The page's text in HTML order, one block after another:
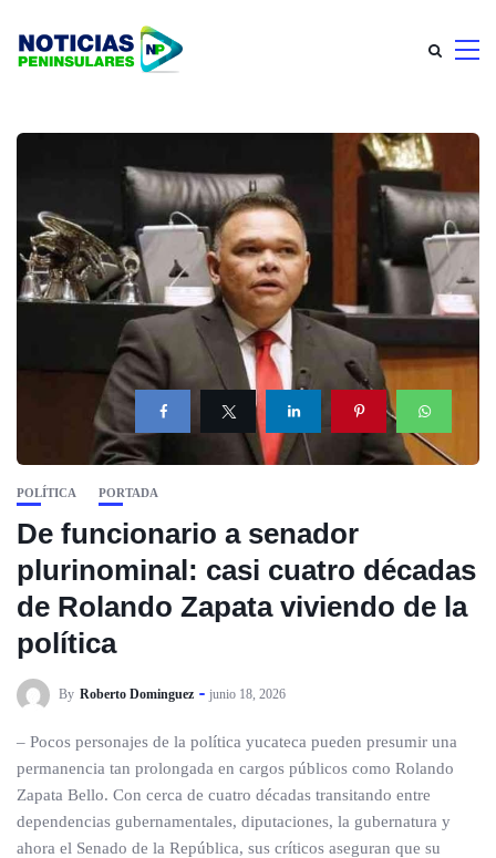
POLÍTICA PORTADA
De funcionario a senador
plurinominal: casi cuatro décadas
de Rolando Zapata viviendo de la
política
By Roberto Dominguez junio 18, 2026
– Pocos personajes de la política yucateca pueden presumir una
permanencia tan prolongada en cargos públicos como Rolando
Zapata Bello. Con cerca de cuatro décadas transitando entre
dependencias gubernamentales, diputaciones, la gubernatura y
ahora el Senado de la República, sus críticos aseguran que su